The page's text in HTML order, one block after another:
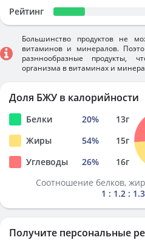
Рейтинг
Большинство продуктов не
витаминов и минералов.
разннообразные продукты,
организма в витаминах и
Доля БЖУ в калорийности
Белки 20% 13г
Жиры
54% 15г
Углеводы
26% 16г
Соотношение белков,
1 : 1.2 : 1.3
Получите персональные